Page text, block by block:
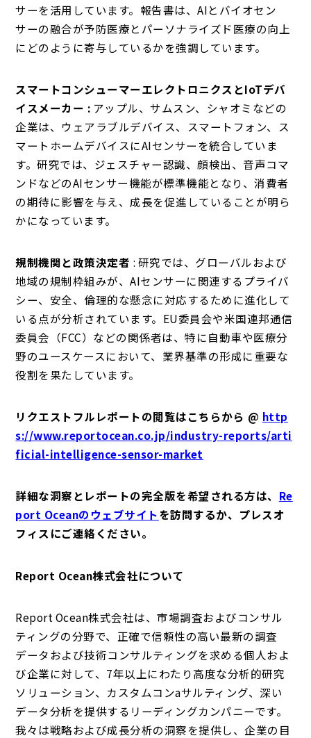
サーを活用しています。報告書は、AIとバイオセン
サーの融合が予防医療とパーソナライズド医療の向上
にどのように寄与しているかを強調しています。
スマートコンシューマーエレクトロニクスとIoTデバ
イスメーカー : アップル、サムスン、シャオミなどの
企業は、ウェアラブルデバイス、スマートフォン、ス
マートホームデバイスにAIセンサーを統合していま
す。研究では、ジェスチャー認識、顔検出、音声コマ
ンドなどのAIセンサー機能が標準機能となり、消費者
の期待に影響を与え、成長を促進していることが明ら
かになっています。
規制機関と政策決定者 : 研究では、グローバルおよび
地域の規制枠組みが、AIセンサーに関連するプライバ
シー、安全、倫理的な懸念に対応するために進化して
いる点が分析されています。EU委員会や米国連邦通信
委員会（FCC）などの関係者は、特に自動車や医療分
野のユースケースにおいて、業界基準の形成に重要な
役割を果たしています。
リクエストフルレポートの閲覧はこちらから @ http
s://www.reportocean.co.jp/industry-reports/arti
ficial-intelligence-sensor-market
詳細な洞察とレポートの完全版を希望される方は、 Re
port Oceanのウェブサイトを訪問するか、プレスオ
フィスにご連絡ください。
Report Ocean株式会社について
Report Ocean株式会社は、市場調査およびコンサル
ティングの分野で、正確で信頼性の高い最新の調査
データおよび技術コンサルティングを求める個人およ
び企業に対して、7年以上にわたり高度な分析的研究
ソリューション、カスタムコンaサルティング、深い
データ分析を提供するリーディングカンパニーです。
我々は戦略および成長分析の洞察を提供し、企業の目